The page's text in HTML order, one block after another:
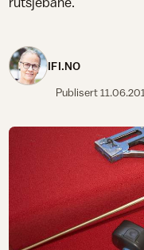
IFI.NO
Publisert